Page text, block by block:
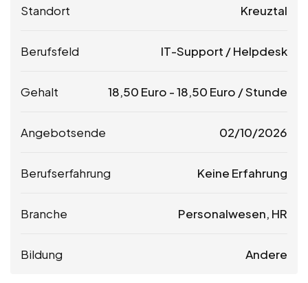
Standort Kreuztal
Berufsfeld IT-Support / Helpdesk
Gehalt 18,50 Euro -18,50 Euro / Stunde
Angebotsende 02/10/2026
Berufserfahrung Keine Erfahrung
Branche Personalwesen, HR
Bildung Andere